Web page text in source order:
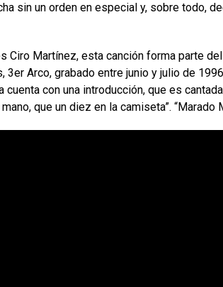
sin un orden en especial y, sobre todo,
Ciro Martínez, esta canción forma parte
Arco, grabado entre junio y julio de
con una introducción, que es
que un diez en la camiseta”. “Marado